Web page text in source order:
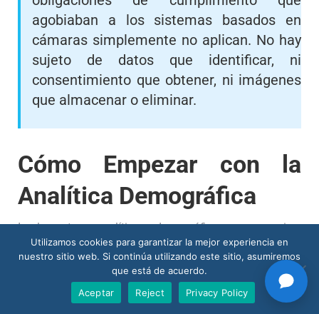
agobiaban a los sistemas basados en
cámaras simplemente no aplican. No hay
sujeto de datos que identificar, ni
consentimiento que obtener, ni imágenes
que almacenar o eliminar.
Cómo Empezar con la
Analítica Demográfica
Implementar analítica demográfica no requiere
reemplazar la infraestructura existente. Elsensor Nano
AIde V-Count se integra con configuraciones existentes
de conteo de personas, añadiendo una capa de
inteligencia demográfica sobre los datos de tráfico
Utilizamos cookies para garantizar la mejor experiencia en
nuestro sitio web. Si continúa utilizando este sitio, asumiremos
que está de acuerdo.
Aceptar
Reject Privacy Policy